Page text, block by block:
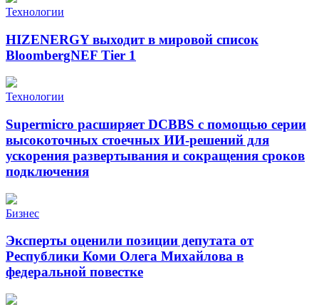
Технологии
HIZENERGY выходит в мировой список
BloombergNEF Tier 1
Технологии
Supermicro расширяет DCBBS с помощью серии
высокоточных стоечных ИИ-решений для
ускорения развертывания и сокращения сроков
подключения
Бизнес
Эксперты оценили позиции депутата от
Республики Коми Олега Михайлова в
федеральной повестке